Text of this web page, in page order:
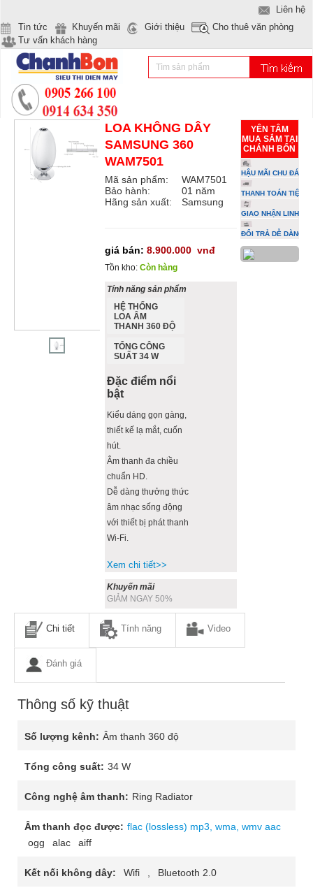
Liên hệ
Tin tức
Khuyến mãi Giới thiệu
Cho thuê văn phòng
Tư vấn khách hàng
LOA KHÔNG DÂY
SAMSUNG 360
WAM7501
Mã sản phẩm:
WAM7501
Bảo hành:
01 năm
Hãng sản xuất:
Samsung
giá bán: 8.900.000 vnđ
Tồn kho: Còn hàng
Tính năng sản phẩm
HỆ THỐNG
LOA ÂM
THANH 360 ĐỘ
TỔNG CÔNG
SUẤT 34 W
Đặc điểm nổi
bật
Kiểu dáng gọn gàng,
thiết kế lạ mắt, cuốn
hút.
Âm thanh đa chiều
chuẩn HD.
Dễ dàng thưởng thức
âm nhạc sống động
với thiết bị phát thanh
Wi-Fi.
Xem chi tiết>>
Khuyến mãi
GIẢM NGAY 50%
YÊN TÂM
MUA SẮM TẠI
CHÁNH BỔN
HẬU MÃI CHU ĐÁO
THANH TOÁN TIỆN
GIAO NHẬN LINH
ĐỔI TRẢ DỄ DÀNG
Chi tiết Tính năng Video
Đánh giá
Thông số kỹ thuật
Số lượng kênh: Âm thanh 360 độ
Tổng công suất: 34 W
Công nghệ âm thanh: Ring Radiator
Âm thanh đọc được: flac (lossless) mp3, wma, wmv aac
ogg
alac aiff
Kết nối không dây: Wifi Bluetooth 2.0